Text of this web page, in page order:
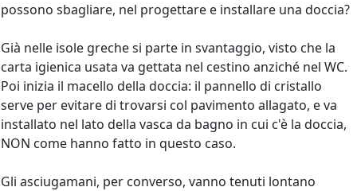
possono sbagliare, nel progettare e installare una doccia?
Già nelle isole greche si parte in svantaggio, visto che la
carta igienica usata va gettata nel cestino anziché nel WC.
Poi inizia il macello della doccia: il pannello di cristallo
serve per evitare di trovarsi col pavimento allagato, e va
installato nel lato della vasca da bagno in cui c'è la doccia,
NON come hanno fatto in questo caso.
Gli asciugamani, per converso, vanno tenuti lontano